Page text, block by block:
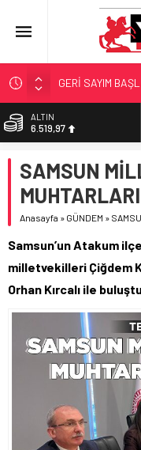
GERİ SAYIM
‘BAFRA’YA
YÖNETİCİ
ALTIN
6.519,97
13.798,82
DOLAR
47,7025
55,0112
SAMSUN
Anasayfa » GÜNDEM »
Samsun’un Atakum
milletvekilleri Çiğdem
Orhan Kırcalı ile buluştu